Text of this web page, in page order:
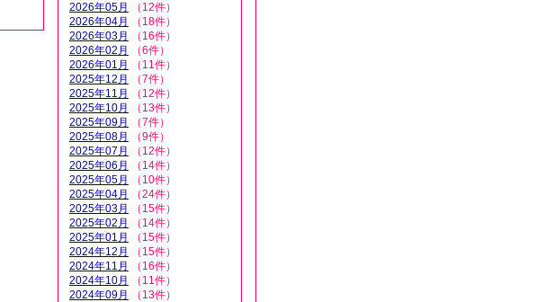
2026年05月
（12件）
2026年04月
（18件）
2026年03月
（16件）
2026年02月
（6件）
2026年01月
（11件）
2025年12月
（7件）
2025年11月
（12件）
2025年10月
（13件）
2025年09月
（7件）
2025年08月
（9件）
2025年07月
（12件）
2025年06月
（14件）
2025年05月
（10件）
2025年04月
（24件）
2025年03月
（15件）
2025年02月
（14件）
2025年01月
（15件）
2024年12月
（15件）
2024年11月
（16件）
2024年10月
（11件）
2024年09月
（13件）